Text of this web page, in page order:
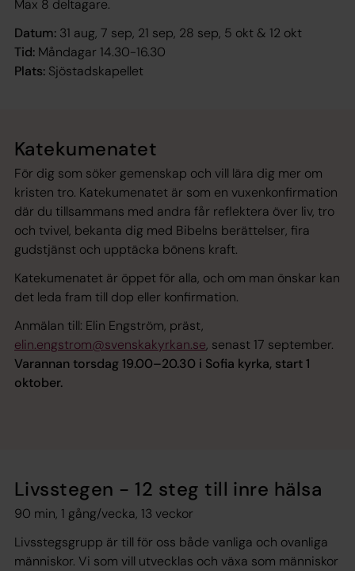
Max 8 deltagare.
Datum: 31 aug, 7 sep, 21 sep, 28 sep, 5 okt & 12 okt
Tid: Måndagar 14.30-16.30
Plats: Sjöstadskapellet
Katekumenatet
För dig som söker gemenskap och vill lära dig mer om
kristen tro. Katekumenatet är som en vuxenkonfirmation
där du tillsammans med andra får reflektera över liv, tro
och tvivel, bekanta dig med Bibelns berättelser, fira
gudstjänst och upptäcka bönens kraft.
Katekumenatet är öppet för alla, och om man önskar kan
det leda fram till dop eller konfirmation.
Anmälan till: Elin Engström, präst,
elin.engstrom@svenskakyrkan.se, senast 17 september.
Varannan torsdag 19.00–20.30 i Sofia kyrka, start 1
oktober.
Livsstegen - 12 steg till inre hälsa
90 min, 1 gång/vecka, 13 veckor
Livsstegsgrupp är till för oss både vanliga och ovanliga
människor. Vi som vill utvecklas och växa som människor